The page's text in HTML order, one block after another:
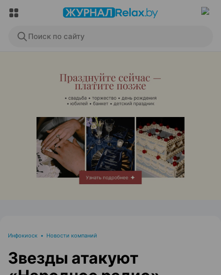
Поиск по сайту
ЭФФЕКТИВНАЯ РЕКЛАМА НА САЙТЕ
Инфокиоск • Новости компаний
Звезды атакуют